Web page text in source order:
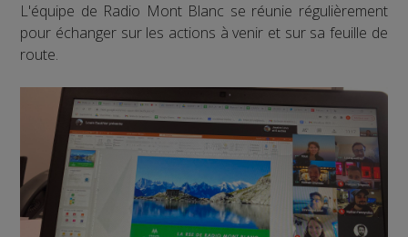
L'équipe de Radio Mont Blanc se réunie régulièrement
pour échanger sur les actions à venir et sur sa feuille de
route.